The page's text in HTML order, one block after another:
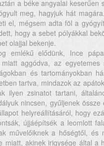
a béke angyalai keserűen
meg, hagyjuk hát
el, mégsem adta föl a
hogy a sebet pólyákkal
olajjal bekenje.
emlékű elődünk, Ince
aggódva, az
és tartományokban
tartva, mindazok az
ilyen zsinatot tartani,
nincsen, gyűljenek
helyreállításáról, hogy
újjáépítsék a leomlott
művelőiknek a hőségtől, és
miatt, akinek irigysége által a